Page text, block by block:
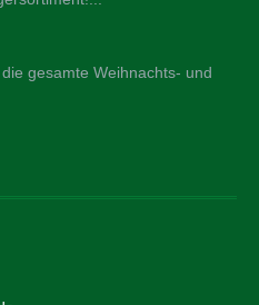
gesamte Weihnachts- und